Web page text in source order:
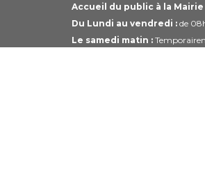
Accueil du public à la Mairie
Du Lundi au vendredi :de
Le samedi matin :